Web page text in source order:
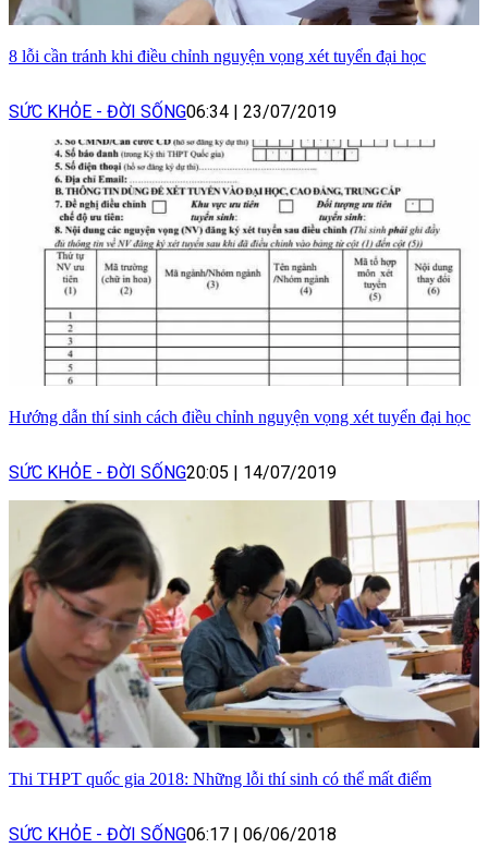
8 lỗi cần tránh khi điều chỉnh nguyện vọng xét tuyển đại học
SỨC KHỎE - ĐỜI SỐNG06:34 | 23/07/2019
Hướng dẫn thí sinh cách điều chỉnh nguyện vọng xét tuyển đại học
SỨC KHỎE - ĐỜI SỐNG20:05 14/07/2019
Thi THPT quốc gia 2018: Những lỗi thí sinh có thể mất điểm
SỨC KHỎE - ĐỜI SỐNG06:17 06/06/2018